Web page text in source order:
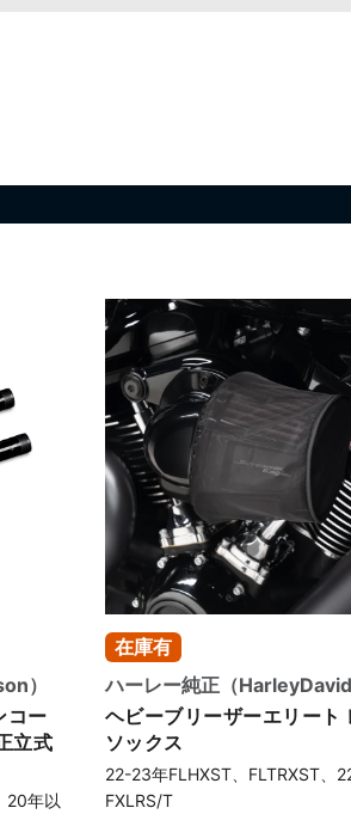
）
コー
立式
20年以
在庫有
ハーレー純正（
ヘビーブリーザーエリート
ソックス
22-23年FLHXST、FLTRXST、
FXLRS/T